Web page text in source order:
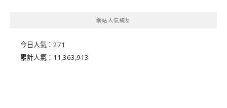
網站人氣統計
今日人氣： 271
累計人氣： 11,363,913